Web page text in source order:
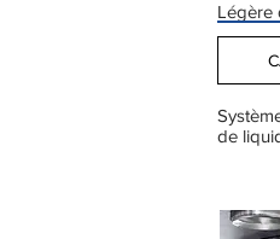
Légère
de